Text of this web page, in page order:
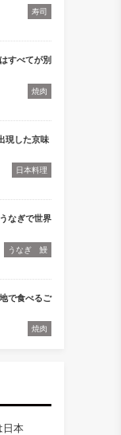
寿司
すべてが別
焼肉
現した京味
日本料理
なぎで世界
うなぎ 鰻
で食べるご
焼肉
日本